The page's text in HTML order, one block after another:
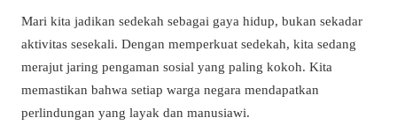
Mari kita jadikan sedekah sebagai gaya hidup, bukan sekadar
aktivitas sesekali. Dengan memperkuat sedekah, kita sedang
merajut jaring pengaman sosial yang paling kokoh. Kita
memastikan bahwa setiap warga negara mendapatkan
perlindungan yang layak dan manusiawi.